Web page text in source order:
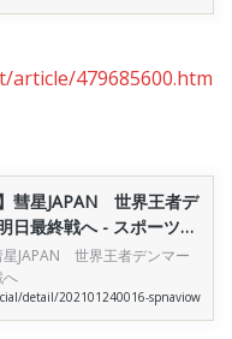
article/479685600.htm
彗星JAPAN 世界王者デ
最終戦へ - スポーツナ
星JAPAN 世界王者デンマー
detail/202101240016-spnaviow